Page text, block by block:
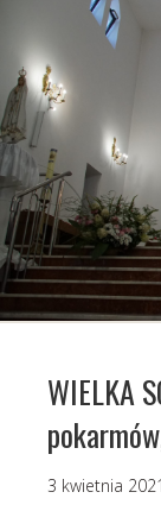
WIELKA
3 kwietnia 2021